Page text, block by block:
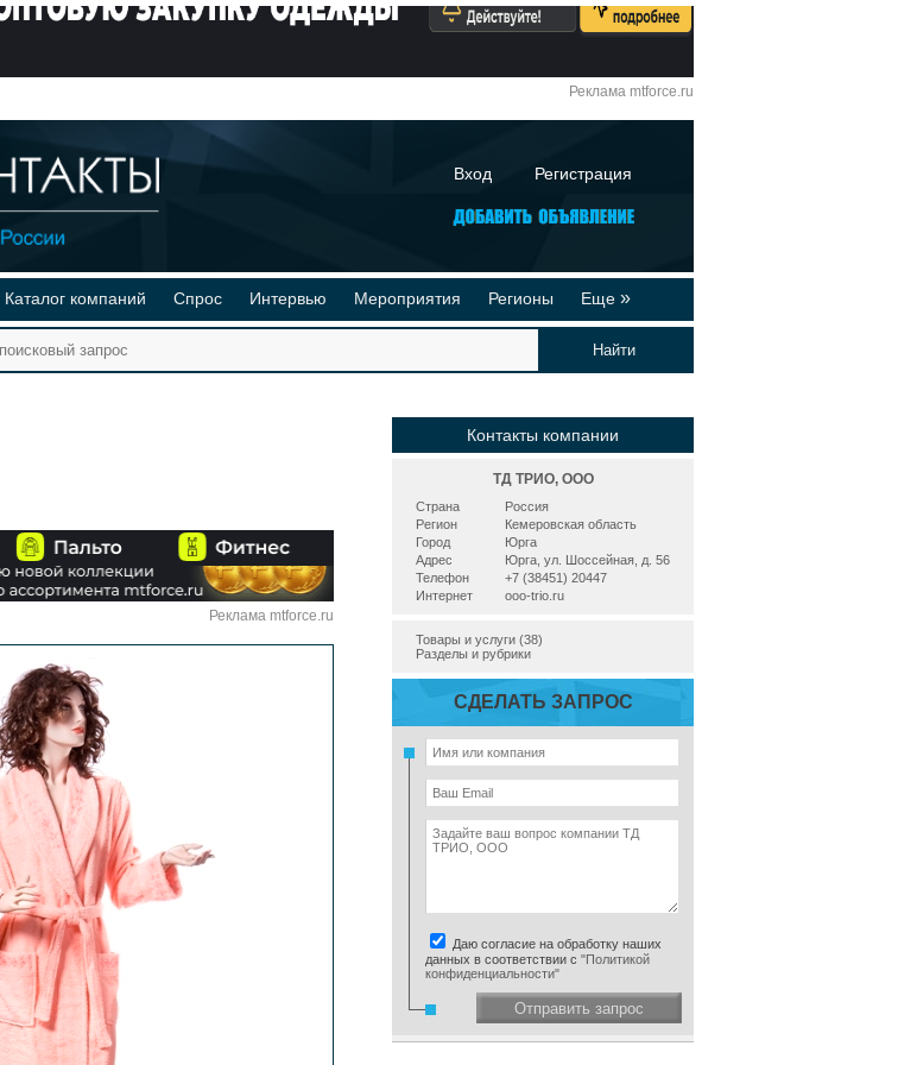
Реклама mtforce.ru
Вход Регистрация
Каталог компаний Спрос Интервью Мероприятия Регионы Еще »
Реклама на сайте
Реклама mtforce.ru
Контакты компании
ТД ТРИО, ООО
Страна
Россия
Регион
Кемеровская область
Город
Юрга
Адрес
Юрга, ул. Шоссейная, д. 56
Телефон
+7 (38451) 20447
Интернет
ooo-trio.ru
Товары и услуги (38)
Разделы и рубрики
СДЕЛАТЬ ЗАПРОС
Даю согласие на обработку наших
данных в соответствии с "Политикой
конфиденциальности"
Отправить запрос